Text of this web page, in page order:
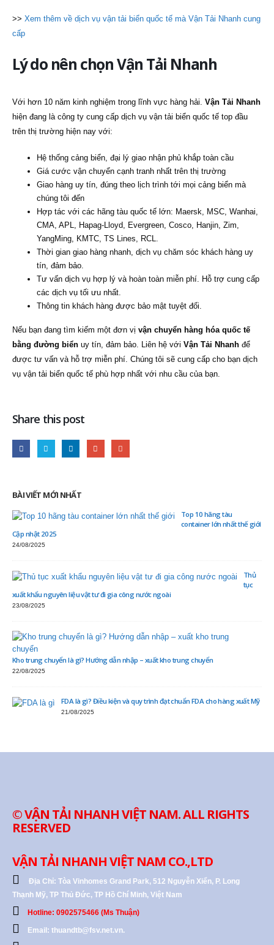
>> Xem thêm về dịch vụ vận tải biển quốc tế mà Vận Tải Nhanh cung
cấp
Lý do nên chọn Vận Tải Nhanh
Với hơn 10 năm kinh nghiệm trong lĩnh vực hàng hải. Vận Tải Nhanh
hiện đang là công ty cung cấp dịch vụ vận tải biển quốc tế top đầu
trên thị trường hiện nay với:
Hệ thống cảng biển, đại lý giao nhận phủ khắp toàn cầu
Giá cước vận chuyển cạnh tranh nhất trên thị trường
Giao hàng uy tín, đúng theo lịch trình tới mọi cảng biển mà
chúng tôi đến
Hợp tác với các hãng tàu quốc tế lớn: Maersk, MSC, Wanhai,
CMA, APL, Hapag-Lloyd, Evergreen, Cosco, Hanjin, Zim,
YangMing, KMTC, TS Lines, RCL.
Thời gian giao hàng nhanh, dịch vụ chăm sóc khách hàng uy
tín, đảm bảo.
Tư vấn dịch vụ hợp lý và hoàn toàn miễn phí. Hỗ trợ cung cấp
các dịch vụ tối ưu nhất.
Thông tin khách hàng được bảo mật tuyệt đối.
Nếu bạn đang tìm kiếm một đơn vị vận chuyển hàng hóa quốc tế
bằng đường biển uy tín, đảm bảo. Liên hệ với Vận Tải Nhanh để
được tư vấn và hỗ trợ miễn phí. Chúng tôi sẽ cung cấp cho bạn dịch
vụ vận tải biển quốc tế phù hợp nhất với nhu cầu của bạn.
Share this post
BÀI VIẾT MỚI NHẤT
Top 10 hãng tàu
container lớn nhất thế giới
Cập nhật 2025
24/08/2025
Thủ
tục
xuất khẩu nguyên liệu vật tư đi gia công nước ngoài
23/08/2025
Kho trung chuyển là gì? Hướng dẫn nhập – xuất kho trung chuyển
22/08/2025
FDA là gì? Điều kiện và quy trình đạt chuẩn FDA cho hàng xuất Mỹ
21/08/2025
© VẬN TẢI NHANH VIỆT NAM. ALL RIGHTS
RESERVED
VẬN TẢI NHANH VIỆT NAM CO.,LTD
Địa Chỉ: Tòa Vinhomes Grand Park, 512 Nguyễn Xiển, P. Long
Thạnh Mỹ, TP Thủ Đức, TP Hồ Chí Minh, Việt Nam
Hotline: 0902575466 (Ms Thuận)
Email: thuandtb@fsv.net.vn.